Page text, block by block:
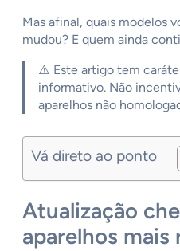
Mas afinal, quais modelos
mudou? E quem ainda
⚠️ Este artigo tem
informativo. Não
aparelhos não
Vá direto ao ponto
Atualização
aparelhos mais